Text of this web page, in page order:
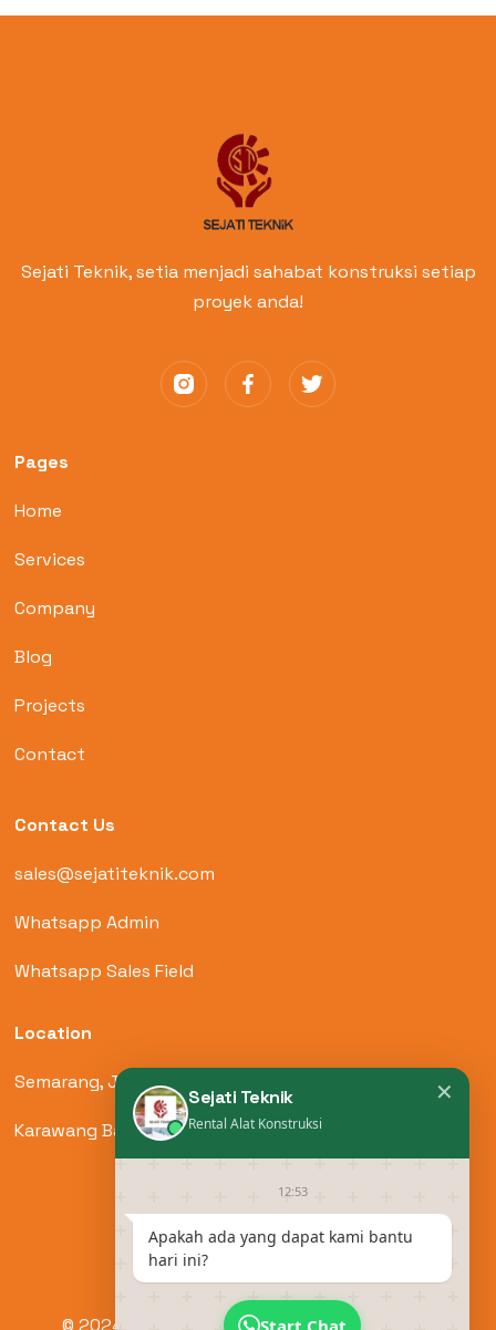
Sejati Teknik, setia menjadi sahabat konstruksi setiap
proyek anda!
Pages
Home
Services
Company
Blog
Projects
Contact
Contact Us
sales@sejatiteknik.com
Whatsapp Admin
Whatsapp Sales Field
Location
Semarang, Jawa Tengah
Karawang Barat, Jawa Barat
© 2024 by Sejati Teknik. All Rights Reserved.
Sejati Teknik
Rental Alat Konstruksi
✕
12:53
Apakah ada yang dapat kami bantu
hari ini?
Start Chat